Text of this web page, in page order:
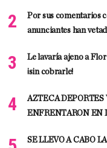
Por sus comentarios
anunciantes han
Le lavaría ajeno a
¡sin cobrarle!
AZTECA DEPORTES
ENFRENTARON EN
SE LLEVO A CABO